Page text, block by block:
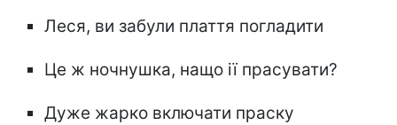
Леся, ви забули плаття погладити
Це ж ночнушка, нащо ії прасувати?
Дуже жарко включати праску